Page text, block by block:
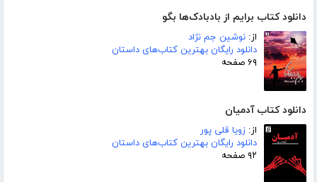
دانلود کتاب برایم از بادبادک‌ها بگو
از: نوشین جم نژاد
دانلود رایگان بهترین کتاب‌های داستان
۶۹ صفحه
دانلود کتاب آدمیان
از: زویا قلی پور
دانلود رایگان بهترین کتاب‌های داستان
۹۲ صفحه